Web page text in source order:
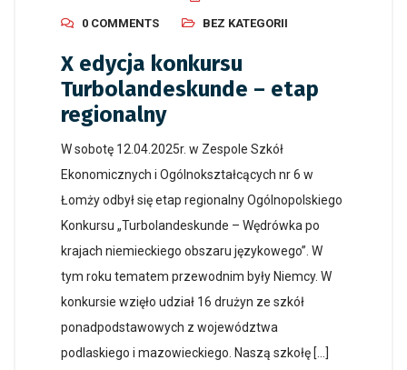
0 COMMENTS
BEZ KATEGORII
X edycja konkursu
Turbolandeskunde – etap
regionalny
W sobotę 12.04.2025r. w Zespole Szkół
Ekonomicznych i Ogólnokształcących nr 6 w
Łomży odbył się etap regionalny Ogólnopolskiego
Konkursu „Turbolandeskunde – Wędrówka po
krajach niemieckiego obszaru językowego”. W
tym roku tematem przewodnim były Niemcy. W
konkursie wzięło udział 16 drużyn ze szkół
ponadpodstawowych z województwa
podlaskiego i mazowieckiego. Naszą szkołę […]